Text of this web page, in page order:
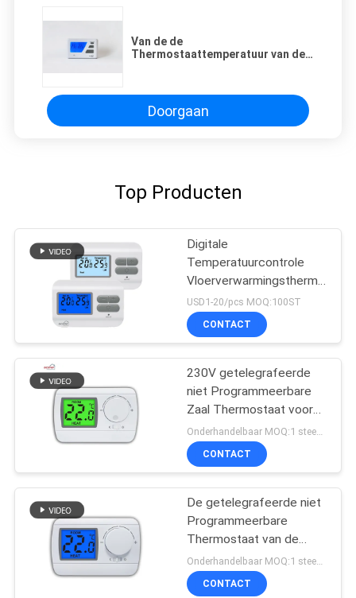
Van de de
Thermostaattemperatuur van de
Schakelaarthermostaat of de
thermostaat laag voltage van de
gasruimte
Doorgaan
Top Producten
Digitale
Temperatuurcontrole
Vloerverwarmingsthermostaat
met HVAC-Systeem
USD1-20/pcs MOQ:100ST
CONTACT
230V getelegrafeerde
niet Programmeerbare
Zaal Thermostaat voor
Vloer
Verwarmingssysteem
CONTACT
De getelegrafeerde niet
Programmeerbare
Thermostaat van de
Gasboiler met NTC-
Sensor 230V
CONTACT